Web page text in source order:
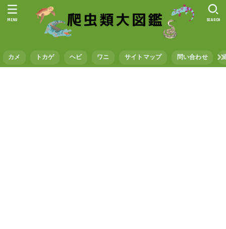
カメ トカゲ ヘビ ワニ サイトマップ 問い合わせ
SEARCH
MENU